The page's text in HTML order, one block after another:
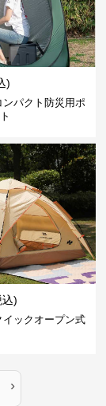
)
ンパクト防災用ポ
)
イックオープン式
›